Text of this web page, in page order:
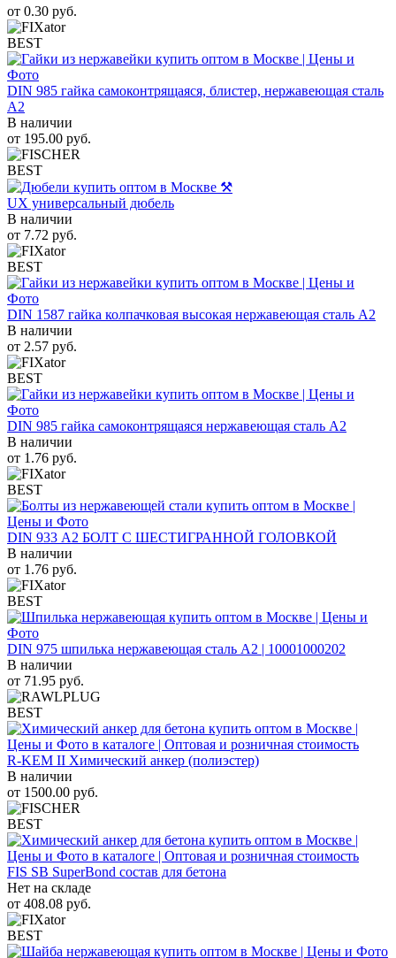
от 0.30 руб.
BEST
DIN 985 гайка самоконтрящаяся, блистер, нержавеющая сталь
A2
В наличии
от 195.00 руб.
BEST
UX универсальный дюбель
В наличии
от 7.72 руб.
BEST
DIN 1587 гайка колпачковая высокая нержавеющая сталь А2
В наличии
от 2.57 руб.
BEST
DIN 985 гайка самоконтрящаяся нержавеющая сталь A2
В наличии
от 1.76 руб.
BEST
DIN 933 А2 БОЛТ С ШЕСТИГРАННОЙ ГОЛОВКОЙ
В наличии
от 1.76 руб.
BEST
DIN 975 шпилька нержавеющая сталь A2 | 10001000202
В наличии
от 71.95 руб.
BEST
R-KEM II Химический анкер (полиэстер)
В наличии
от 1500.00 руб.
BEST
FIS SB SuperBond состав для бетона
Нет на складе
от 408.08 руб.
BEST